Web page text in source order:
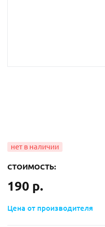
СТОИМОСТЬ:
190 р.
Цена от производителя